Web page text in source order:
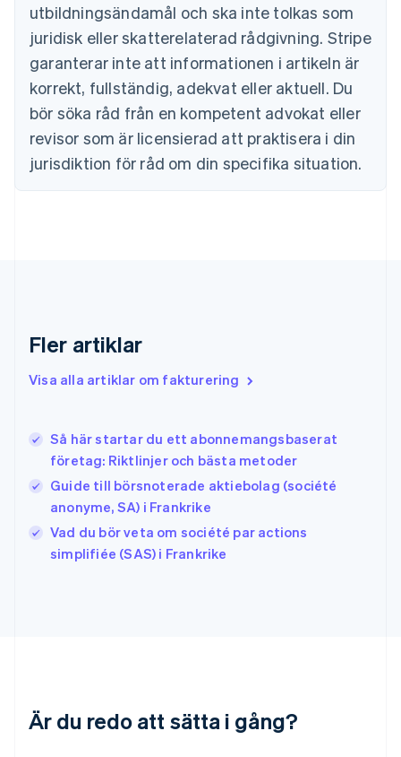
utbildningsändamål och ska inte tolkas som
juridisk eller skatterelaterad rådgivning. Stripe
garanterar inte att informationen i artikeln är
korrekt, fullständig, adekvat eller aktuell. Du
bör söka råd från en kompetent advokat eller
revisor som är licensierad att praktisera i din
jurisdiktion för råd om din specifika situation.
Fler artiklar
Visa alla artiklar om fakturering
Så här startar du ett abonnemangsbaserat
företag: Riktlinjer och bästa metoder
Guide till börsnoterade aktiebolag (société
anonyme, SA) i Frankrike
Vad du bör veta om société par actions
simplifiée (SAS) i Frankrike
Är du redo att sätta i gång?
English
Estland
English
Fastlandskina
简体中文English
Finland
Frankrike
FrançaisEnglish
English
English
Japan
日本語English
English Français
Kroatien
English Italiano
Lettland
English
English简体中文
Malta